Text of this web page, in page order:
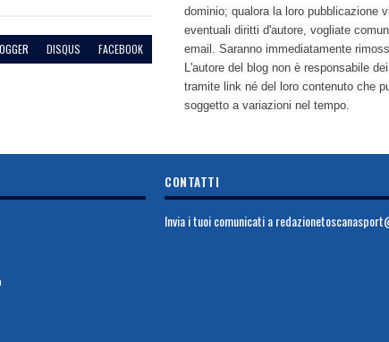
DISQUS FACEBOOK
dominio; qualora la loro pubblicazione
eventuali diritti d'autore, vogliate
email. Saranno immediatamente
L'autore del blog non è responsabile
tramite link né del loro contenuto che
soggetto a variazioni nel tempo.
CONTATTI
Invia i tuoi comunicati a